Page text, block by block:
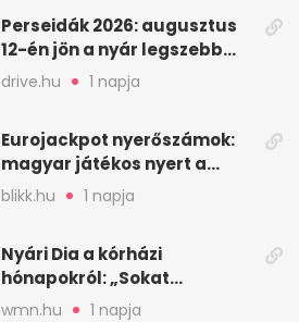
Perseidák 2026: augusztus
12-én jön a nyár legszebb
csillaghullása
drive.hu 1 napja
Eurojackpot nyerőszámok:
magyar játékos nyert a
2026. augusztus 4-i húzáson
blikk.hu 1 napja
Nyári Dia a kórházi
hónapokról: „Sokat
veszekedtem Istennel”
wmn.hu 1 napja